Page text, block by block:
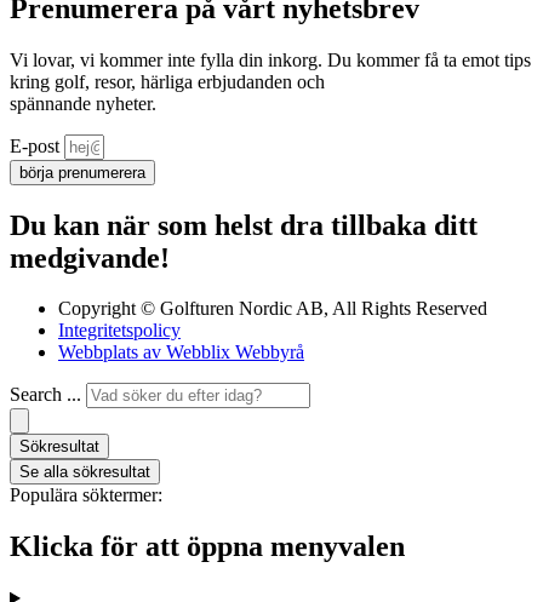
Prenumerera på vårt nyhetsbrev
Vi lovar, vi kommer inte fylla din inkorg. Du kommer få ta emot tips
kring golf, resor, härliga erbjudanden och
spännande nyheter.
E-post
börja prenumerera
Du kan när som helst dra tillbaka ditt
medgivande!
Copyright © Golfturen Nordic AB, All Rights Reserved
Integritetspolicy
Webbplats av Webblix Webbyrå
Search ...
Sökresultat
Se alla sökresultat
Populära söktermer:
Klicka för att öppna menyvalen